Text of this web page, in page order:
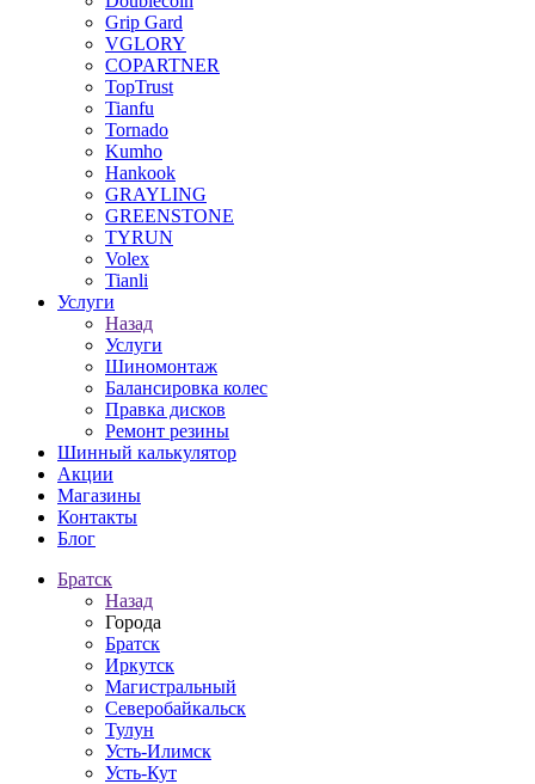
Grip Gard
VGLORY
COPARTNER
TopTrust
Tianfu
Tornado
Kumho
Hankook
GRAYLING
GREENSTONE
TYRUN
Volex
Tianli
Услуги
Назад
Услуги
Шиномонтаж
Балансировка колес
Правка дисков
Ремонт резины
Шинный калькулятор
Акции
Магазины
Контакты
Блог
Братск
Назад
Города
Братск
Иркутск
Магистральный
Северобайкальск
Тулун
Усть-Илимск
Усть-Кут